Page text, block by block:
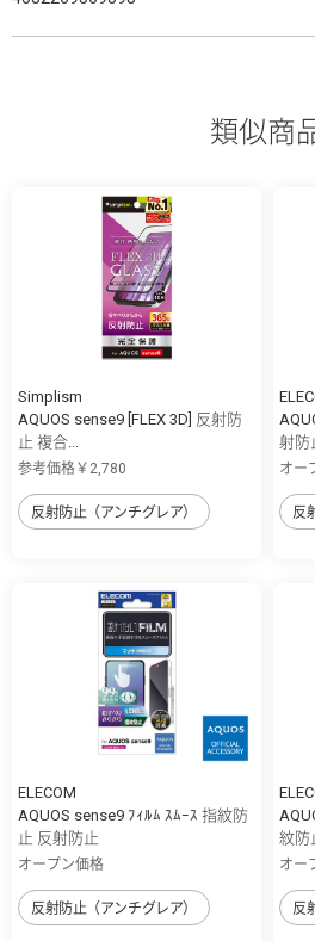
類似商
Simplism
AQUOS sense9 [FLEX 3D] 反射防
止 複合...
参考価格￥2,780
反射防止（アンチグレア）
射防
オー
反
ELECOM
AQUOS sense9 ﾌｨﾙﾑ ｽﾑｰｽ 指紋防
止 反射防止
オープン価格
反射防止（アンチグレア）
紋防
オー
反